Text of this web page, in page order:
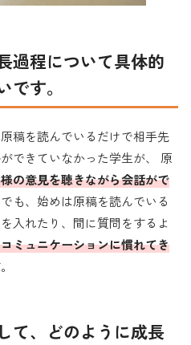
過程について具体的
す。
稿を読んでいるだけで相手先
できていなかった学生が、 原
の意見を聴きながら会話がで
も、始めは原稿を読んでいる
入れたり、間に質問をするよ
ミュニケーションに慣れてき
て、どのように成長